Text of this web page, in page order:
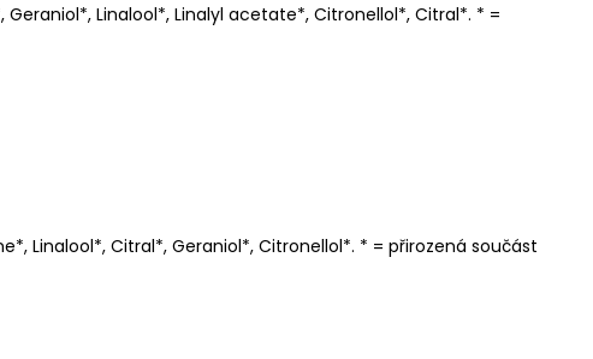
Linalool*, Linalyl acetate*, Citronellol*, Citral*. * =
Linalool*, Citral*, Geraniol*, Citronellol*. * = přirozená součást